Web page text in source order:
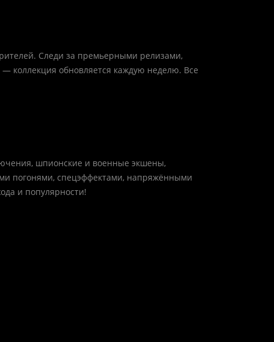
Следи за премьерными релизами,
коллекция обновляется каждую неделю. Все
шпионские и военные экшены,
погонями, спецэффектами, напряжёнными
и популярности!